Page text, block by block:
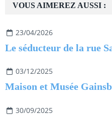
VOUS AIMEREZ AUSSI :
23/04/2026
Le séducteur de la rue
03/12/2025
Maison et Musée
30/09/2025